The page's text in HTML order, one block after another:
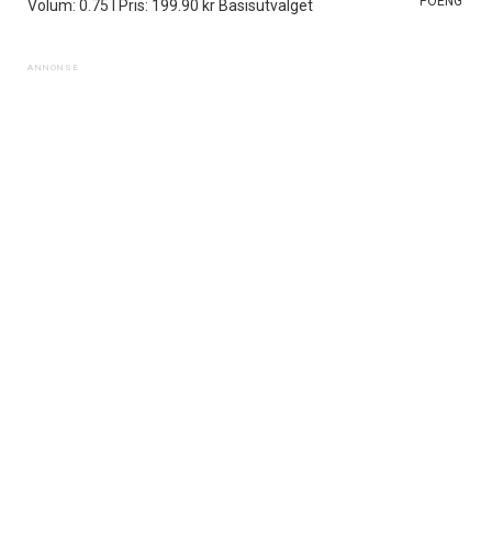
Volum: 0.75 l Pris: 199.90 kr Basisutvalget